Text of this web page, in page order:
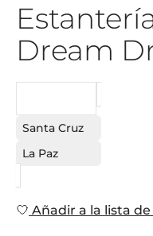
Dream
Santa Cruz
La Paz
Añadir a la lista de